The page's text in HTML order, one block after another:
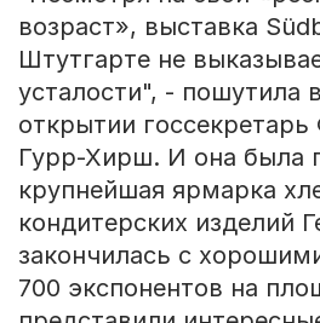
возраст», выставка
Штутгарте не
усталости", - пошутила
открытии
Гурр-Хирш. И она была
крупнейшая ярмарка
кондитерских изделий
закончилась с
700 экспонентов на